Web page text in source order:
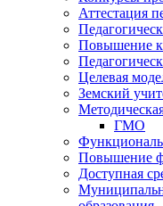
Аттестация
Повышение
Целевая
Земский
ГМО
Повышение
Доступная